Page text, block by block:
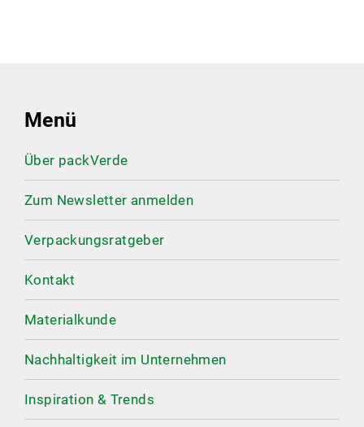
Menü
Über packVerde
Zum Newsletter anmelden
Verpackungsratgeber
Kontakt
Materialkunde
Nachhaltigkeit im Unternehmen
Inspiration & Trends